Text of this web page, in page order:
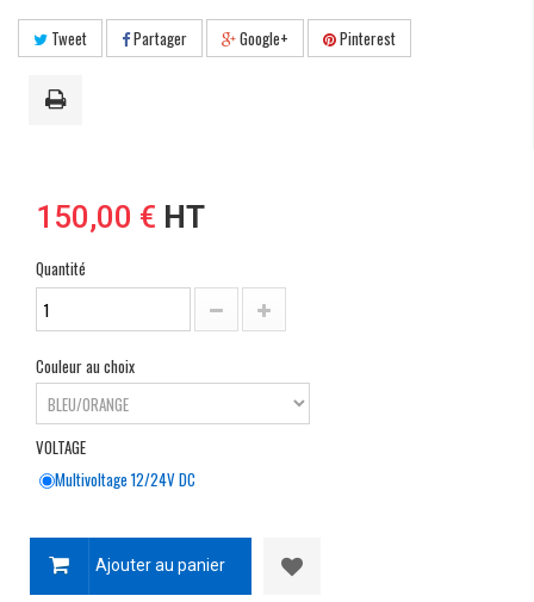
Tweet Partager Google+ Pinterest
150,00 € HT
Quantité
Couleur au choix
VOLTAGE
Multivoltage 12/24V DC
Ajouter au panier